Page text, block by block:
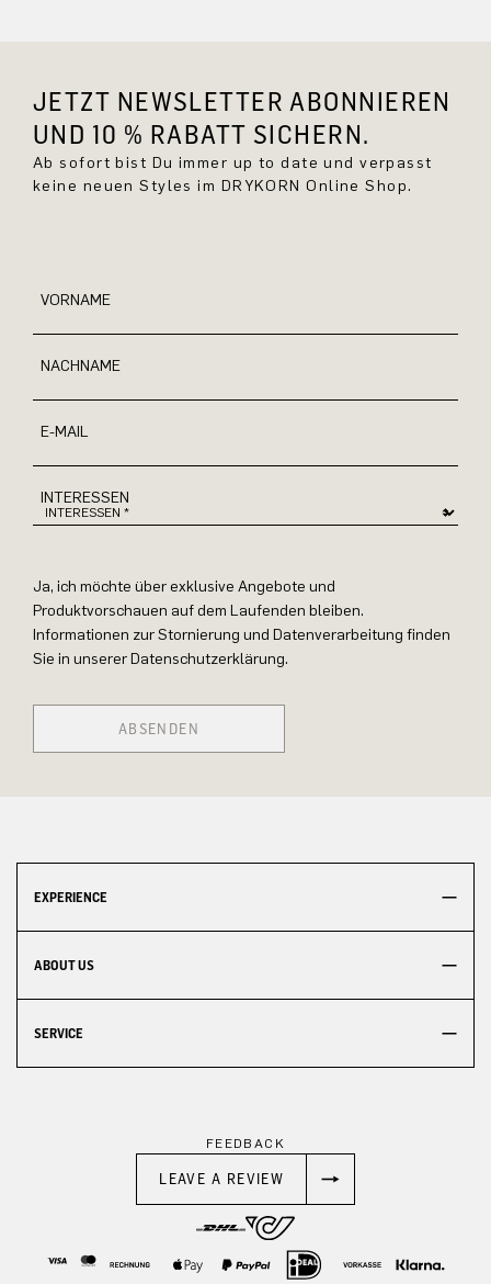
JETZT NEWSLETTER ABONNIEREN
UND 10 % RABATT SICHERN.
Ab sofort bist Du immer up to date und verpasst
keine neuen Styles im DRYKORN Online Shop.
VORNAME
NACHNAME
E-MAIL
INTERESSEN
Ja, ich möchte über exklusive Angebote und
Produktvorschauen auf dem Laufenden bleiben.
Informationen zur Stornierung und Datenverarbeitung finden
Sie in unserer Datenschutzerklärung.
ABSENDEN
EXPERIENCE
ABOUT US
SERVICE
FEEDBACK
LEAVE A REVIEW